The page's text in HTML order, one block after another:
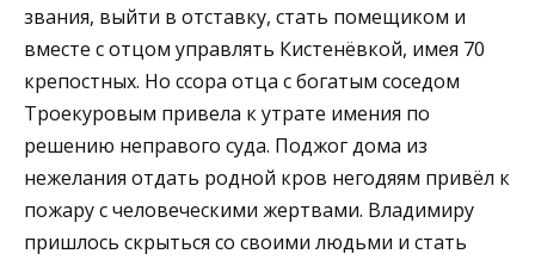
звания, выйти в отставку, стать помещиком и
вместе с отцом управлять Кистенёвкой, имея 70
крепостных. Но ссора отца с богатым соседом
Троекуровым привела к утрате имения по
решению неправого суда. Поджог дома из
нежелания отдать родной кров негодяям привёл к
пожару с человеческими жертвами. Владимиру
пришлось скрыться со своими людьми и стать